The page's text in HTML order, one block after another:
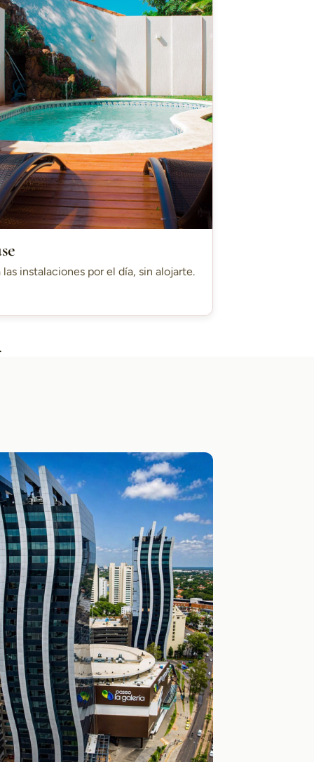
instalaciones por el día, sin alojarte.